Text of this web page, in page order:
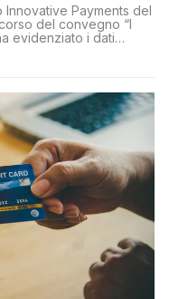
Innovative Payments del
del convegno “I
evidenziato i dati
alle